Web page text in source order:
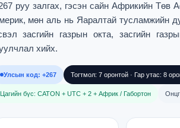
руу залгах, гэсэн сайн Африкийн Төв
мөн аль нь Яаралтай тусламжийн
засгийн газрын окта, засгийн
хийх.
Улсын код: +267 Тогтмол: 7 оронтой · Гар утас: 8
Цагийн бүс: CATON + UTC + 2 + Африк / Габортон